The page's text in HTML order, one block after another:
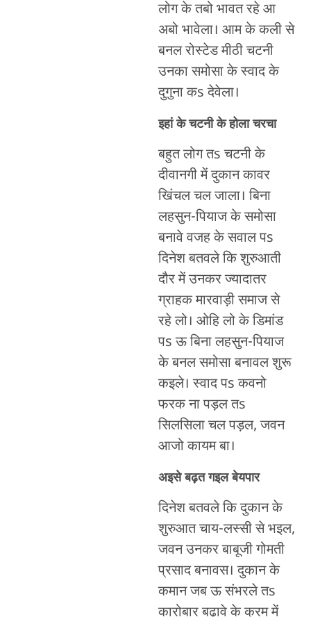
लोग के तबो भावत रहे आ
अबो भावेला। आम के कली से
बनल रोस्टेड मीठी चटनी
उनका समोसा के स्वाद के
दुगुना कs देवेला।
इहां के चटनी के होला चरचा
बहुत लोग तs चटनी के
दीवानगी में दुकान कावर
खिंचल चल जाला। बिना
लहसुन-पियाज के समोसा
बनावे वजह के सवाल पs
दिनेश बतवले कि शुरुआती
दौर में उनकर ज्यादातर
ग्राहक मारवाड़ी समाज से
रहे लो। ओहि लो के डिमांड
पs ऊ बिना लहसुन-पियाज
के बनल समोसा बनावल शुरू
कइले। स्वाद पs कवनो
फरक ना पड़ल तs
सिलसिला चल पड़ल, जवन
आजो कायम बा।
अइसे बढ़त गइल बेयपार
दिनेश बतवले कि दुकान के
शुरुआत चाय-लस्सी से भइल,
जवन उनकर बाबूजी गोमती
प्रसाद बनावस। दुकान के
कमान जब ऊ संभरले तs
कारोबार बढ़ावे के क्रम में